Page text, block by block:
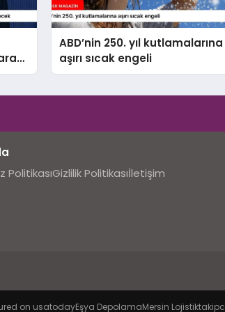
ABD’nin 250. yıl kutlamalarına
aşırı sıcak engeli
PolitikasıGizlilik Politikasıİletişim
on usatodayEşya DepolamaMersin Lojistik